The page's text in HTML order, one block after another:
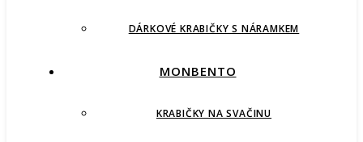
DÁRKOVÉ KRABIČKY S NÁRAMKEM
MONBENTO
KRABIČKY NA SVAČINU